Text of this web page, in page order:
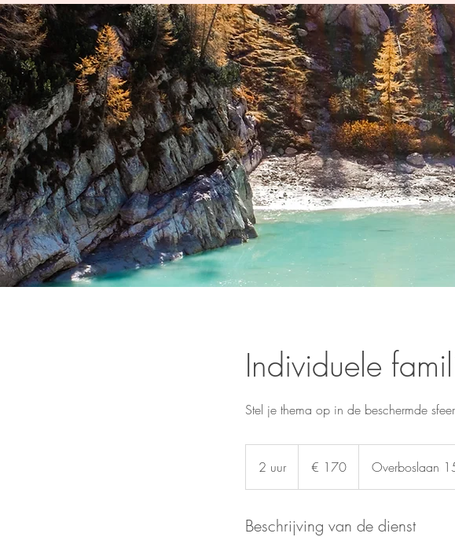
Individuele
Stel je thema op in de beschermde
2 uur2
u
r
€ 170 Overboslaan
Beschrijving van de dienst